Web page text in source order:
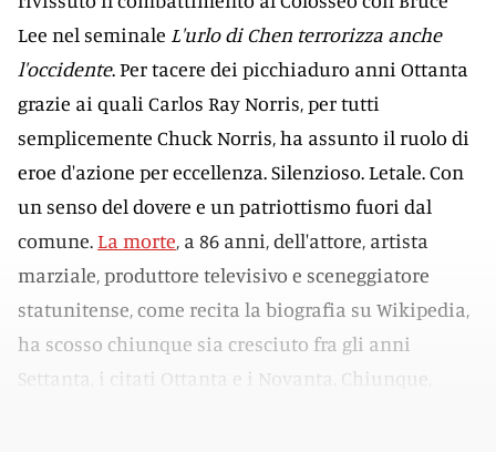
Lee nel seminale L'urlo di Chen terrorizza anche
l'occidente. Per tacere dei picchiaduro anni Ottanta
grazie ai quali Carlos Ray Norris, per tutti
semplicemente Chuck Norris, ha assunto il ruolo di
eroe d'azione per eccellenza. Silenzioso. Letale. Con
un senso del dovere e un patriottismo fuori dal
comune.La morte, a 86 anni, dell'attore, artista
marziale, produttore televisivo e sceneggiatore
statunitense, come recita la biografia su Wikipedia,
ha scosso chiunque sia cresciuto fra gli anni
Settanta, i citati Ottanta e i Novanta. Chiunque,